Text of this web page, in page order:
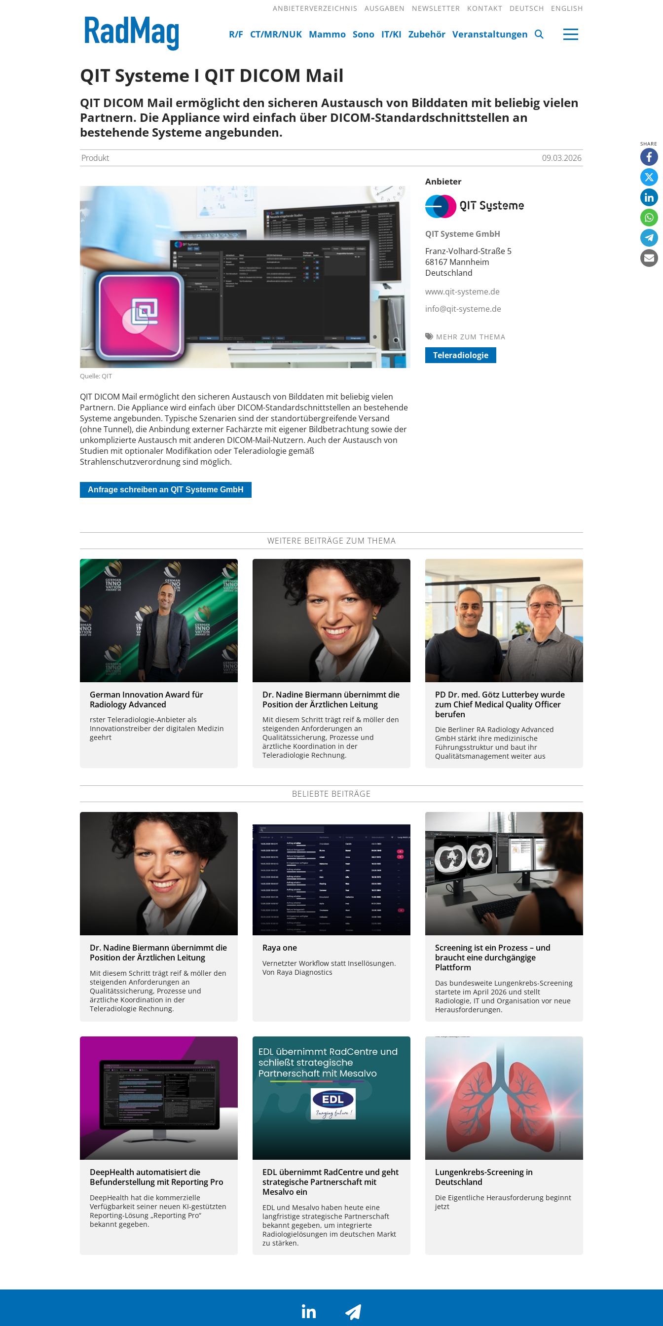
ANBIETERVERZEICHNIS AUSGABEN NEWSLETTER KONTAKT DEUTSCH ENGLISH
R/F CT/MR/NUK Mammo Sono IT/KI Zubehör Veranstaltungen
QIT Systeme I QIT DICOM Mail
QIT DICOM Mail ermöglicht den sicheren Austausch von Bilddaten mit beliebig vielen
Partnern. Die Appliance wird einfach über DICOM-Standardschnittstellen an
bestehende Systeme angebunden.
Produkt 09.03.2026
Quelle: QIT
QIT DICOM Mail ermöglicht den sicheren Austausch von Bilddaten mit beliebig vielen
Partnern. Die Appliance wird einfach über DICOM-Standardschnittstellen an bestehende
Systeme angebunden. Typische Szenarien sind der standortübergreifende Versand
(ohne Tunnel), die Anbindung externer Fachärzte mit eigener Bildbetrachtung sowie der
unkomplizierte Austausch mit anderen DICOM-Mail-Nutzern. Auch der Austausch von
Studien mit optionaler Modifikation oder Teleradiologie gemäß
Strahlenschutzverordnung sind möglich.
Anfrage schreiben an QIT Systeme GmbH
Anbieter
QIT Systeme GmbH
Franz-Volhard-Straße 5
68167 Mannheim
Deutschland
www.qit-systeme.de
info@qit-systeme.de
MEHR ZUM THEMA
Teleradiologie
WEITERE BEITRÄGE ZUM THEMA
German Innovation Award für
Radiology Advanced
rster Teleradiologie-Anbieter als
Innovationstreiber der digitalen Medizin
geehrt
Dr. Nadine Biermann übernimmt die
Position der Ärztlichen Leitung
Mit diesem Schritt trägt reif & möller den
steigenden Anforderungen an
Qualitätssicherung, Prozesse und
ärztliche Koordination in der
Teleradiologie Rechnung.
PD Dr. med. Götz Lutterbey wurde
zum Chief Medical Quality Officer
berufen
Die Berliner RA Radiology Advanced
GmbH stärkt ihre medizinische
Führungsstruktur und baut ihr
Qualitätsmanagement weiter aus
BELIEBTE BEITRÄGE
Dr. Nadine Biermann übernimmt die
Position der Ärztlichen Leitung
Mit diesem Schritt trägt reif & möller den
steigenden Anforderungen an
Qualitätssicherung, Prozesse und
ärztliche Koordination in der
Teleradiologie Rechnung.
Raya one
Vernetzter Workflow statt Insellösungen.
Von Raya Diagnostics
Screening ist ein Prozess – und
braucht eine durchgängige
Plattform
Das bundesweite Lungenkrebs-Screening
startete im April 2026 und stellt
Radiologie, IT und Organisation vor neue
Herausforderungen.
DeepHealth automatisiert die
Befunderstellung mit Reporting Pro
DeepHealth hat die kommerzielle
Verfügbarkeit seiner neuen KI-gestützten
Reporting-Lösung „Reporting Pro“
bekannt gegeben.
EDL übernimmt RadCentre und geht
strategische Partnerschaft mit
Mesalvo ein
EDL und Mesalvo haben heute eine
langfristige strategische Partnerschaft
bekannt gegeben, um integrierte
Radiologielösungen im deutschen Markt
zu stärken.
Lungenkrebs-Screening in
Deutschland
Die Eigentliche Herausforderung beginnt
jetzt